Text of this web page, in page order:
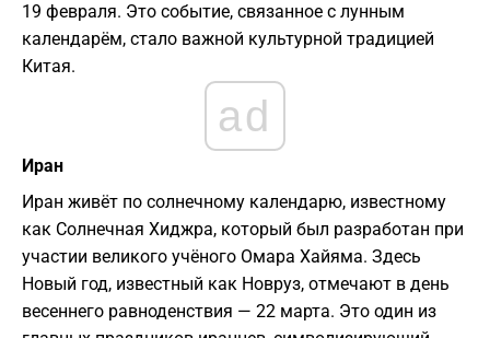
19 февраля. Это событие, связанное с лунным
календарём, стало важной культурной традицией
Китая.
ad
Иран
Иран живёт по солнечному календарю, известному
как Солнечная Хиджра, который был разработан при
участии великого учёного Омара Хайяма. Здесь
Новый год, известный как Новруз, отмечают в день
весеннего равноденствия — 22 марта. Это один из